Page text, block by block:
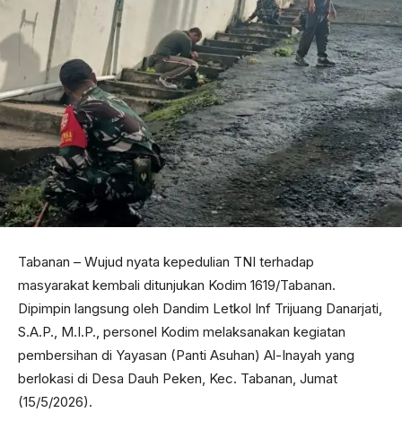
Tabanan – Wujud nyata kepedulian TNI terhadap
masyarakat kembali ditunjukan Kodim 1619/Tabanan.
Dipimpin langsung oleh Dandim Letkol Inf Trijuang Danarjati,
S.A.P., M.I.P., personel Kodim melaksanakan kegiatan
pembersihan di Yayasan (Panti Asuhan) Al-Inayah yang
berlokasi di Desa Dauh Peken, Kec. Tabanan, Jumat
(15/5/2026).